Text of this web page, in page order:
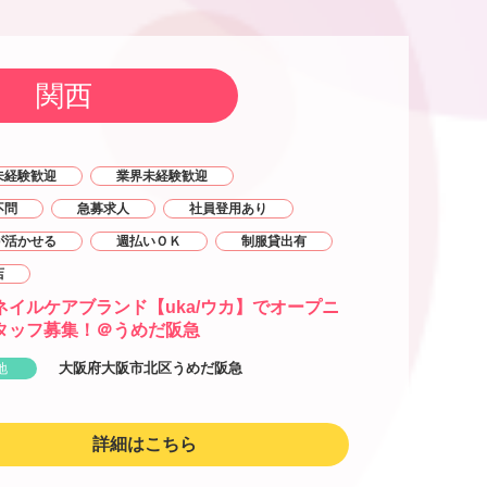
関西
経験歓迎 業界未経験歓迎
問 急募求人 社員登用あり
活かせる 週払いＯＫ 制服貸出有
イルケアブランド【uka/ウカ】でオープニ
ッフ募集！＠うめだ阪急
大阪府大阪市北区うめだ阪急
詳細はこちら